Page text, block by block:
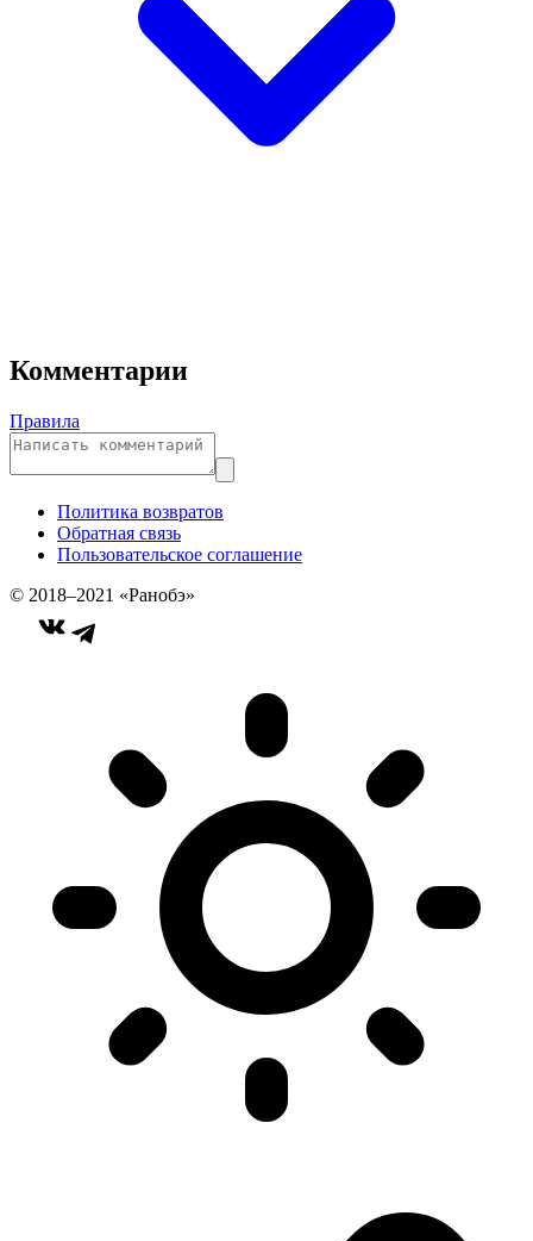
Комментарии
Правила
Политика возвратов
Обратная связь
Пользовательское соглашение
© 2018–2021 «Ранобэ»